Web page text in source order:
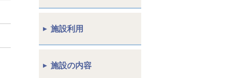
施設利用
施設の内容